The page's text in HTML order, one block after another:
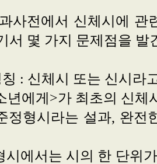
사전에서 신체시에 관
서 몇 가지 문제점을 발
: 신체시 또는 신시라
년에게>가 최초의 신체
정형시라는 설과, 완전
시에서는 시의 한 단위